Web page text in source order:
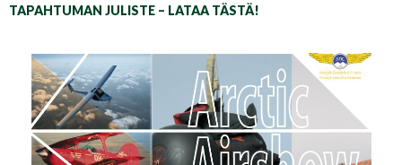
TAPAHTUMAN JULISTE – LATAA TÄSTÄ!